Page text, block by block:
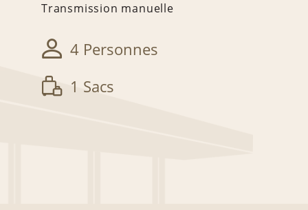
Transmission manuelle
4 Personnes
1 Sacs